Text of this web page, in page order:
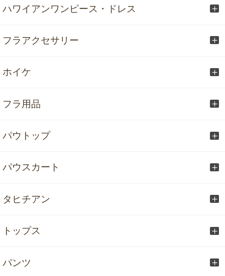
ハワイアンワンピース・ドレス
フラアクセサリー
ホイケ
フラ用品
パウトップ
パウスカート
タヒチアン
トップス
パンツ